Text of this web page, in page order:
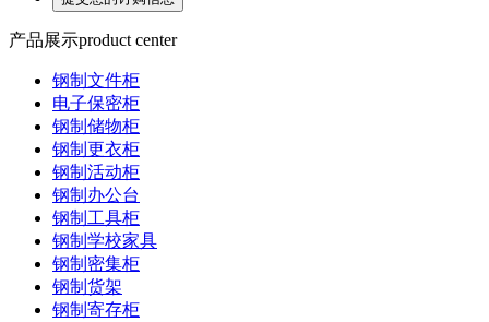
产品展示product center
钢制文件柜
电子保密柜
钢制储物柜
钢制更衣柜
钢制活动柜
钢制办公台
钢制工具柜
钢制学校家具
钢制密集柜
钢制货架
钢制寄存柜